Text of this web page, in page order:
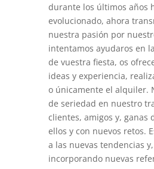
durante los últimos años
evolucionado, ahora
nuestra pasión por
intentamos ayudaros en
de vuestra fiesta, os
ideas y experiencia,
o únicamente el alquiler.
de seriedad en nuestro
clientes, amigos y, ganas
ellos y con nuevos retos.
a las nuevas tendencias
incorporando nuevas